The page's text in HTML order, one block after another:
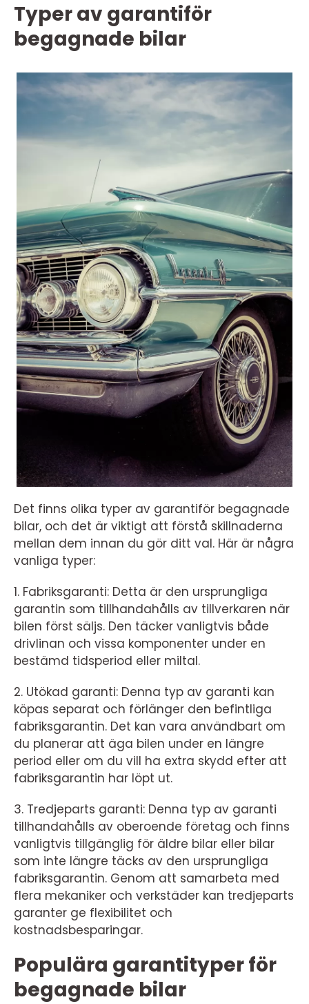
Typer av garantiför
begagnade bilar
Det finns olika typer av garantiför begagnade
bilar, och det är viktigt att förstå skillnaderna
mellan dem innan du gör ditt val. Här är några
vanliga typer:
1. Fabriksgaranti: Detta är den ursprungliga
garantin som tillhandahålls av tillverkaren när
bilen först säljs. Den täcker vanligtvis både
drivlinan och vissa komponenter under en
bestämd tidsperiod eller miltal.
2. Utökad garanti: Denna typ av garanti kan
köpas separat och förlänger den befintliga
fabriksgarantin. Det kan vara användbart om
du planerar att äga bilen under en längre
period eller om du vill ha extra skydd efter att
fabriksgarantin har löpt ut.
3. Tredjeparts garanti: Denna typ av garanti
tillhandahålls av oberoende företag och finns
vanligtvis tillgänglig för äldre bilar eller bilar
som inte längre täcks av den ursprungliga
fabriksgarantin. Genom att samarbeta med
flera mekaniker och verkstäder kan tredjeparts
garanter ge flexibilitet och
kostnadsbesparingar.
Populära garantityper för
begagnade bilar